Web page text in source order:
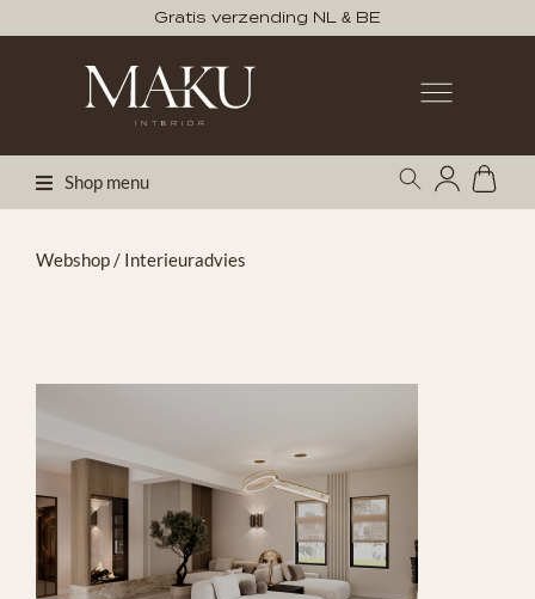
Gratis verzending NL & BE
Shop menu
Webshop/ Interieuradvies